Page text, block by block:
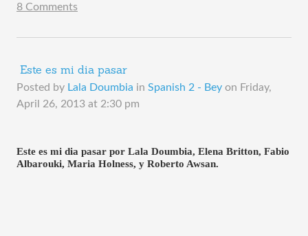
8 Comments
​ Este es mi dia pasar
Posted by Lala Doumbia in Spanish 2 - Bey on Friday,
April 26, 2013 at 2:30 pm
Este es mi dia pasar por Lala Doumbia, Elena Britton, Fabio
Albarouki, Maria Holness, y Roberto Awsan.